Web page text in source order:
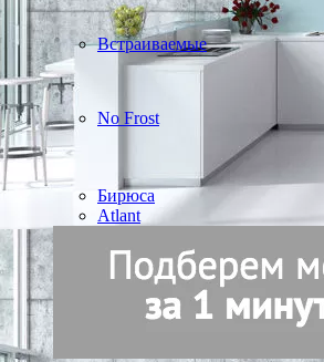
Встраиваемые
No Frost
Бирюса
Atlant